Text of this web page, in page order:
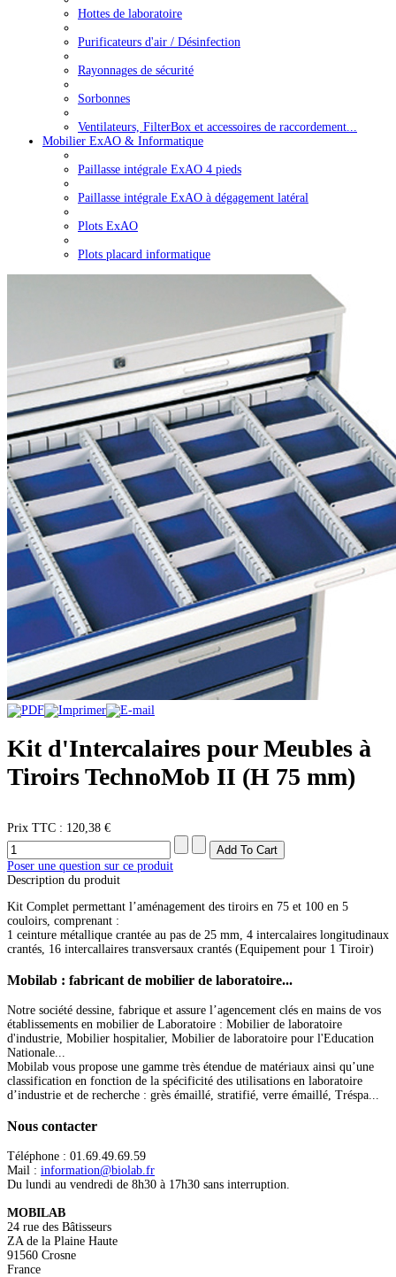
Hottes de laboratoire
Purificateurs d'air / Désinfection
Rayonnages de sécurité
Sorbonnes
Ventilateurs, FilterBox et accessoires de raccordement...
Mobilier ExAO & Informatique
Paillasse intégrale ExAO 4 pieds
Paillasse intégrale ExAO à dégagement latéral
Plots ExAO
Plots placard informatique
Kit d'Intercalaires pour Meubles à
Tiroirs TechnoMob II (H 75 mm)
Prix ​​TTC : 120,38 €
Poser une question sur ce produit
Description du produit
Kit Complet permettant l’aménagement des tiroirs en 75 et 100 en 5
couloirs, comprenant :
1 ceinture métallique crantée au pas de 25 mm, 4 intercalaires longitudinaux
crantés, 16 intercallaires transversaux crantés (Equipement pour 1 Tiroir)
Mobilab : fabricant de mobilier de laboratoire...
Notre société dessine, fabrique et assure l’agencement clés en mains de vos
établissements en mobilier de Laboratoire : Mobilier de laboratoire
d'industrie, Mobilier hospitalier, Mobilier de laboratoire pour l'Education
Nationale...
Mobilab vous propose une gamme très étendue de matériaux ainsi qu’une
classification en fonction de la spécificité des utilisations en laboratoire
d’industrie et de recherche : grès émaillé, stratifié, verre émaillé, Tréspa...
Nous contacter
Téléphone : 01.69.49.69.59
Mail : information@biolab.fr
Du lundi au vendredi de 8h30 à 17h30 sans interruption.
MOBILAB
24 rue des Bâtisseurs
ZA de la Plaine Haute
91560 Crosne
France